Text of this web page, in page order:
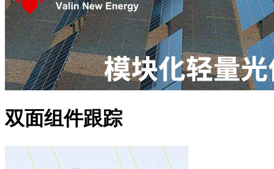
双面组件跟踪